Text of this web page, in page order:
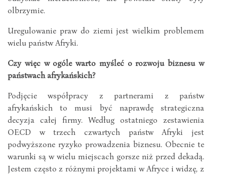
olbrzymie.
Uregulowanie praw do ziemi jest wielkim problemem
wielu państw Afryki.
Czy więc w ogóle warto myśleć o rozwoju biznesu w
państwach afrykańskich?
Podjęcie współpracy z partnerami z państw
afrykańskich to musi być naprawdę strategiczna
decyzja całej firmy. Według ostatniego zestawienia
OECD w trzech czwartych państw Afryki jest
podwyższone ryzyko prowadzenia biznesu. Obecnie te
warunki są w wielu miejscach gorsze niż przed dekadą.
Jestem często z różnymi projektami w Afryce i widzę, z